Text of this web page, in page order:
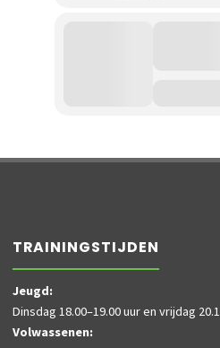
TRAININGSTIJDEN
Jeugd:
Dinsdag 18.00–19.00 uur en vrijdag
Volwassenen: